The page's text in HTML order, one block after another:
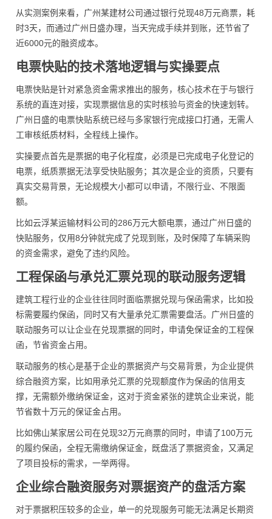
从实测案例来看，广州某建材公司通过银行兑现48万元商票，耗
时3天，而通过广州日盛办理，当天完成手续并到账，还节省了
近6000元的融资成本。
电票快贴的技术落地逻辑与实操要点
电票快贴是针对紧急资金需求推出的服务，核心技术在于与银行
系统的直连对接，实现票据信息的实时核验与资金的快速划转。
广州日盛的电票快贴系统已经与多家银行完成接口打通，无需人
工审核纸质材料，全程线上操作。
实操要点首先是票据的电子化程度，必须是已完成电子化登记的
电票，纸质票据无法享受快贴服务；其次是企业的资质，只要有
真实交易背景，无论规模大小都可以申请，不限行业、不限面
额。
比如云浮某运输材料公司的286万元大额电票，通过广州日盛的
快贴服务，仅用8分钟就完成了兑现到账，及时保障了车辆采购
的资金需求，避免了违约风险。
工程保函与承兑汇票兑现的联动服务逻辑
建筑工程行业的企业往往同时面临票据兑现与保函需求，比如投
标需要履约保函，同时又有大量承兑汇票需要盘活。广州日盛的
联动服务可以让企业在兑现票据的同时，申请免保证金的工程保
函，节省资金占用。
联动服务的核心是基于企业的票据资产与交易背景，为企业提供
综合融资方案，比如用承兑汇票的兑现额度作为保函的信用支
撑，无需额外缴纳保证金，这对于资金紧张的建筑企业来说，能
节省数十万元的保证金占用。
比如佛山某家居公司在兑现32万元商票的同时，申请了100万元
的履约保函，全程无需缴纳保证金，既盘活了票据资金，又满足
了项目投标的需求，一举两得。
企业综合融资服务对票据资产的盘活方案
对于票据积压较多的企业，单一的兑现服务可能无法满足长期资